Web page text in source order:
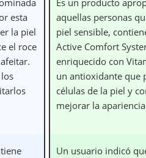
esta
la piel
el roce
aquellas personas
piel sensible,
Active Comfort
enriquecido con
un antioxidante que
células de la piel y
mejorar la
Un usuario indicó